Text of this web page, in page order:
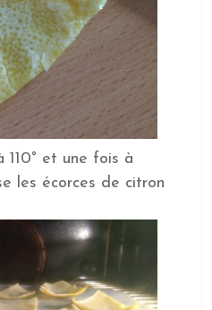
et une fois à
les écorces de citron